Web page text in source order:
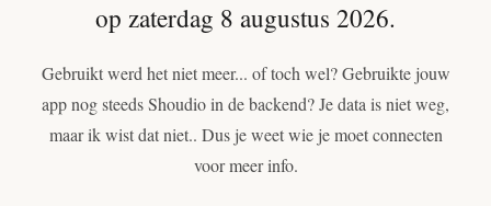
op zaterdag 8 augustus 2026.
Gebruikt werd het niet meer... of toch wel? Gebruikte jouw
app nog steeds Shoudio in de backend? Je data is niet weg,
maar ik wist dat niet.. Dus je weet wie je moet connecten
voor meer info.